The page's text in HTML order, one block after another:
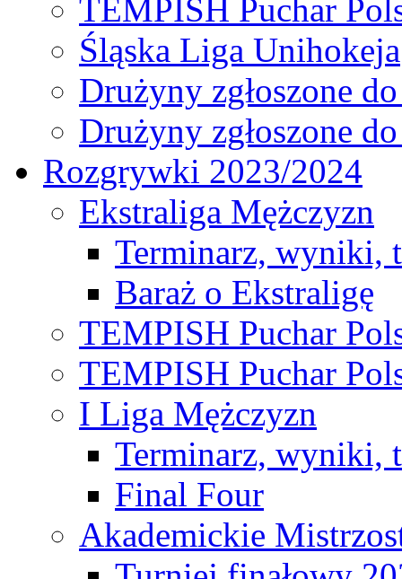
TEMPISH Puchar
Śląska Liga Unihokeja
Drużyny zgłoszone
Drużyny zgłoszone
Rozgrywki 2023/2024
Ekstraliga Mężczyzn
Terminarz, wyniki,
Baraż o Ekstraligę
TEMPISH Puchar
TEMPISH Puchar
I Liga Mężczyzn
Terminarz, wyniki,
Final Four
Akademickie